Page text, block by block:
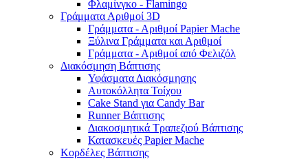
Φλαμίνγκο - Flamingo
Γράμματα Αριθμοί 3D
Γράμματα - Αριθμοί Papier Mache
Ξύλινα Γράμματα και Αριθμοί
Γράμματα - Αριθμοί από Φελιζόλ
Διακόσμηση Βάπτισης
Υφάσματα Διακόσμησης
Αυτοκόλλητα Τοίχου
Cake Stand για Candy Bar
Runner Βάπτισης
Διακοσμητικά Τραπεζιού Βάπτισης
Κατασκευές Papier Mache
Κορδέλες Βάπτισης